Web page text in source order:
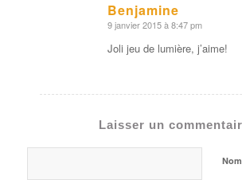
Benjamine
dit
9 janvier 2015 à 8:47 pm
Joli jeu de lumière, j’aime!
Nom